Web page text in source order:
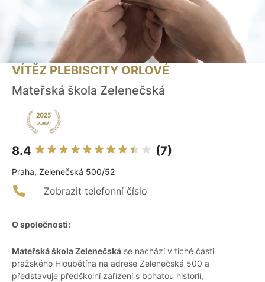
VÍTĚZ PLEBISCITY ORLOVÉ
Mateřská škola Zelenečská
8.4 (7)
Praha, Zelenečská 500/52
Zobrazit telefonní číslo
O společnosti:
Mateřská škola Zelenečská se nachází v tiché části
pražského Hloubětína na adrese Zelenečská 500 a
představuje předškolní zařízení s bohatou historií,